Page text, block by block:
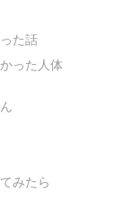
た話
った人体
みたら